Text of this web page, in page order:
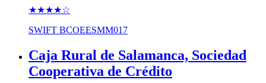
★★★★☆
SWIFT BCOEESMM017
Caja Rural de Salamanca, Sociedad
Cooperativa de Crédito